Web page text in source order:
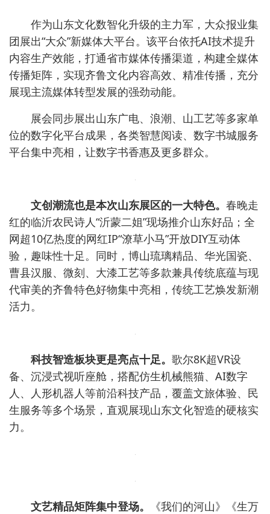
作为山东文化数智化升级的主力军，大众报业集
团展出“大众”新媒体大平台。该平台依托AI技术提升
内容生产效能，打通省市媒体传播渠道，构建全媒体
传播矩阵，实现齐鲁文化内容高效、精准传播，充分
展现主流媒体转型发展的强劲动能。
展会同步展出山东广电、浪潮、山工艺等多家单
位的数字化平台成果，各类智慧阅读、数字书城服务
平台集中亮相，让数字书香惠及更多群众。
文创潮流也是本次山东展区的一大特色。 春晚走
红的临沂农民诗人“沂蒙二姐”现场推介山东好品；全
网超10亿热度的网红IP“潦草小马”开放DIY互动体
验，趣味性十足。同时，博山琉璃精品、华光国瓷、
曹县汉服、微刻、大漆工艺等多款兼具传统底蕴与现
代审美的齐鲁特色好物集中亮相，传统工艺焕发新潮
活力。
科技智造板块更是亮点十足。 歌尔8K超VR设
备、沉浸式视听座舱，搭配仿生机械熊猫、AI数字
人、人形机器人等前沿科技产品，覆盖文旅体验、民
生服务等多个场景，直观展现山东文化智造的硬核实
力。
文艺精品矩阵集中登场。
《我们的河山》《生万